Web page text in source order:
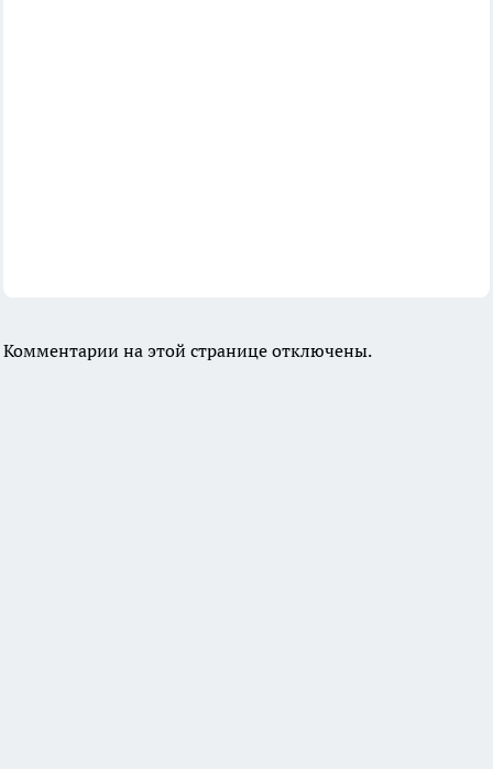
Комментарии на этой странице отключены.